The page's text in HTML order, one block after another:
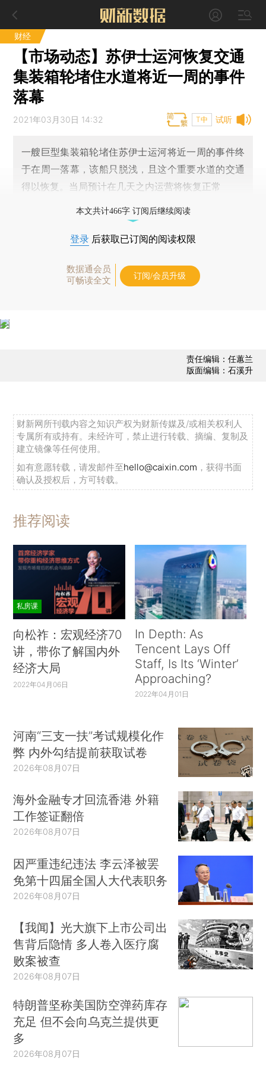
财经
【市场动态】苏伊士运河恢复交通
集装箱轮堵住水道将近一周的事件
落幕
试听
2021年03月30日 14:32 T中
一艘巨型集装箱轮堵住苏伊士运河将近一周的事件终
于在周一落幕，该船只脱浅，且这个重要水道的交通
得以恢复。当局预计在几天之内运营将恢复正常
本文共计466字 订阅后继续阅读
登录 后获取已订阅的阅读权限
数据通会员
可畅读全文
订阅/会员升级
责任编辑：任蕙兰
版面编辑：石溪升
财新网所刊载内容之知识产权为财新传媒及/或相关权利人
专属所有或持有。未经许可，禁止进行转载、摘编、复制及
建立镜像等任何使用。
如有意愿转载，请发邮件至hello@caixin.com ，获得书面
确认及授权后，方可转载。
推荐阅读
私房课
向松祚：宏观经济70
讲，带你了解国内外
经济大局
2022年04月06日
In Depth: As
Tencent Lays Off
Staff, Is Its ‘Winter’
Approaching?
2022年04月01日
河南“三支一扶”考试规模化作
弊 内外勾结提前获取试卷
2026年08月07日
海外金融专才回流香港 外籍
工作签证翻倍
2026年08月07日
因严重违纪违法 李云泽被罢
免第十四届全国人大代表职务
2026年08月07日
【我闻】光大旗下上市公司出
售背后隐情 多人卷入医疗腐
败案被查
2026年08月07日
特朗普坚称美国防空弹药库存
充足 但不会向乌克兰提供更
多
2026年08月07日